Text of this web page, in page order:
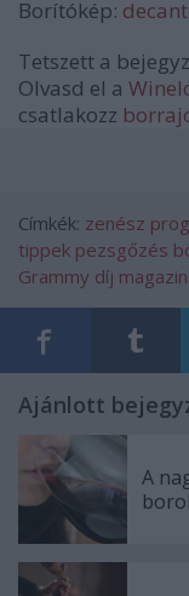
Borítókép:
Tetszett a
Olvasd el a
csatlakozz
Címkék: zenész
tippek pezsgőzés
Grammy díj
Ajánlott
A